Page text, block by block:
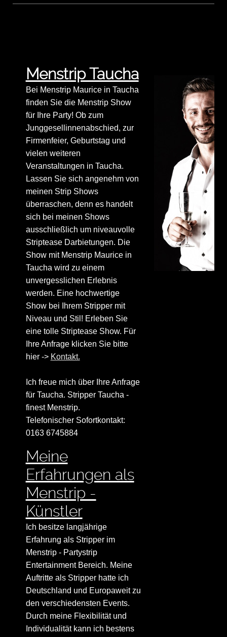
Menstrip Taucha
Bei Menstrip Maurice in Taucha
finden Sie die Menstrip Show
für Ihre Party! Ob zum
Junggesellinnenabschied, zur
Firmenfeier, Geburtstag und
vielen weiteren
Veranstaltungen in Taucha.
Lassen Sie sich angenehm von
meinen Strip Shows
überraschen, denn es handelt
sich bei meinen Shows
ausschließlich um niveauvolle
Striptease Darbietungen. Die
Show mit Menstrip Maurice in
Taucha wird zu einem
unvergesslichen Erlebnis
werden. Eine hochwertige
Show bei Ihrem Stripper mit
Niveau und Stil! Erleben Sie
eine tolle Striptease Show. Für
Ihre Anfrage klicken Sie bitte
hier -> Kontakt.
Ich freue mich über Ihre Anfrage
für Taucha. Stripper Taucha -
finest Menstrip.
Telefonischer Sofortkontakt:
0163 6745884
Meine
Erfahrungen als
Menstrip -
Künstler
Ich besitze langjährige
Erfahrung als Stripper im
Menstrip - Partystrip
Entertainment Bereich. Meine
Auftritte als Stripper hatte ich
Deutschland und Europaweit zu
den verschiedensten Events.
Durch meine Flexibilität und
Individualität kann ich bestens